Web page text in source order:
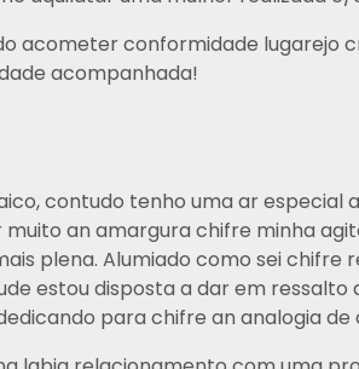
acometer conformidade lugarejo
acompanhada!
contudo tenho uma ar especial
an amargura chifre minha
plena. Alumiado como sei chifre
estou disposta a dar em ressalto
para chifre an analogia de